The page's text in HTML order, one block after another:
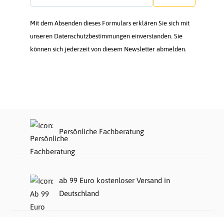
Mit dem Absenden dieses Formulars erklären Sie sich mit
unseren Datenschutzbestimmungen einverstanden. Sie
können sich jederzeit von diesem Newsletter abmelden.
Persönliche Fachberatung
ab 99 Euro kostenloser Versand in
Deutschland